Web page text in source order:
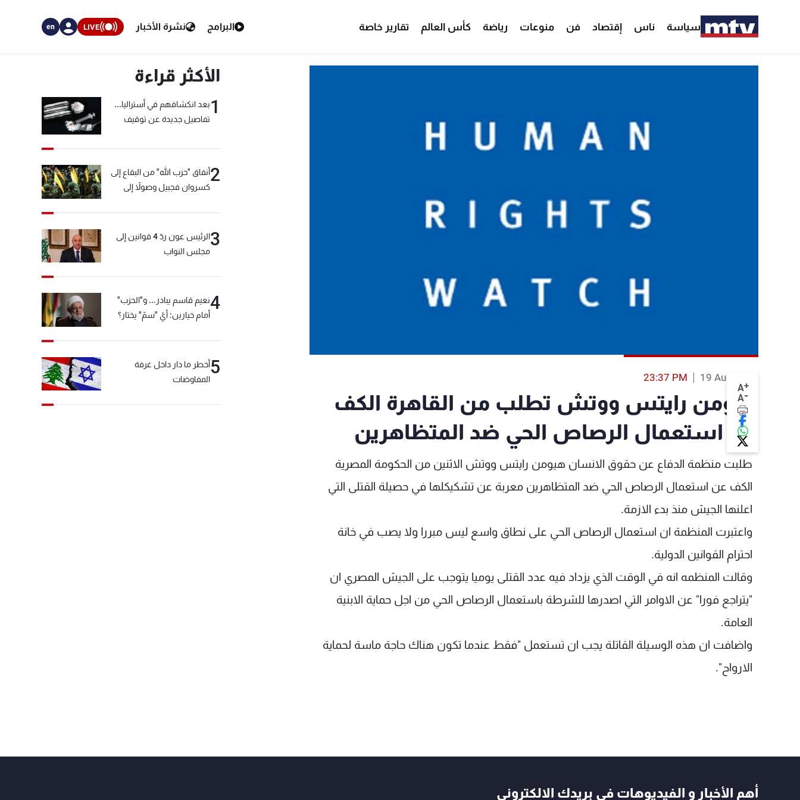
سياسة ناس إقتصاد فن منوعات رياضة كأس العالم تقارير خاصة البرامج نشرة الأخبار LIVE
en
A+
A-
19 Aug 2013
23:37 PM
هيومن رايتس ووتش تطلب من القاهرة الكف
عن استعمال الرصاص الحي ضد المتظاهرين
طلبت منظمة الدفاع عن حقوق الانسان هيومن رايتس ووتش الاثنين من الحكومة المصرية
الكف عن استعمال الرصاص الحي ضد المتظاهرين معربة عن تشكيكلها في حصيلة القتلى التي
اعلنها الجيش منذ بدء الازمة.
واعتبرت المنظمة ان استعمال الرصاص الحي على نطاق واسع ليس مبررا ولا يصب في خانة
احترام القوانين الدولية.
وقالت المنظمه انه في الوقت الذي يزداد فيه عدد القتلى يوميا يتوجب على الجيش المصري ان
"يتراجع فورا" عن الاوامر التي اصدرها للشرطة باستعمال الرصاص الحي من اجل حماية الابنية
العامة.
واضافت ان هذه الوسيلة القاتلة يجب ان تستعمل "فقط عندما تكون هناك حاجة ماسة لحماية
الارواح".
الأكثر قراءة
1بعد انكشافهم في أستراليا...
تفاصيل جديدة عن توقيف
2أنفاق "حزب الله" من البقاع إلى
كسروان فجبيل وصولاً إلى
3
الرئيس عون ردّ 4 قوانين إلى
مجلس النواب
4نعيم قاسم يبادر... و"الحزب"
أمام خيارين: أيّ "سمّ" يختار؟
5أخطر ما دار داخل غرفة
المفاوضات
أهم الأخبار و الفيديوهات في بريدك الالكتروني